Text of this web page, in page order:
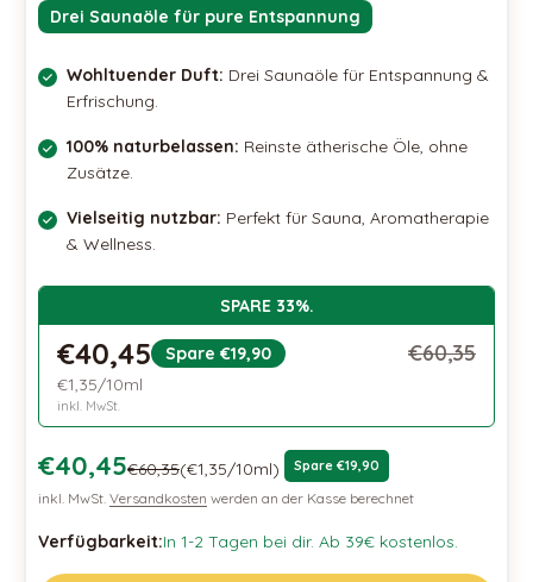
Drei Saunaöle für pure Entspannung
Wohltuender Duft: Drei Saunaöle für Entspannung &
Erfrischung.
100% naturbelassen: Reinste ätherische Öle, ohne
Zusätze.
Vielseitig nutzbar: Perfekt für Sauna, Aromatherapie
& Wellness.
SPARE 33%.
€40,45 Spare €19,90 €60,35
€1,35/10ml
inkl. MwSt.
Osteraktion 🐣
€40,45Regulärer Preis
€60,35(€1,35/10ml) Spare €19,90
inkl. MwSt. Versandkosten werden an der Kasse berechnet
Verfügbarkeit:In 1-2 Tagen bei dir. Ab 39€ kostenlos.